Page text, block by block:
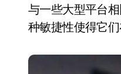
与一些大型平台
种敏捷性使得它